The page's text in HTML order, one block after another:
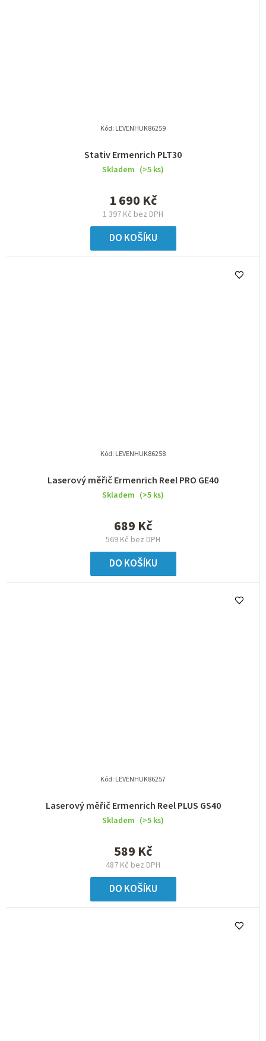
Stativ Ermenrich PLT30
Skladem (>5 ks)
1 397 Kč bez DPH
1 690 Kč
DO KOŠÍKU
Kód: LEVENHUK86259
Laserový měřič Ermenrich Reel PRO GE40
Skladem (>5 ks)
569 Kč bez DPH
689 Kč
DO KOŠÍKU
Kód: LEVENHUK86258
Laserový měřič Ermenrich Reel PLUS GS40
Skladem (>5 ks)
487 Kč bez DPH
589 Kč
DO KOŠÍKU
Kód: LEVENHUK86257